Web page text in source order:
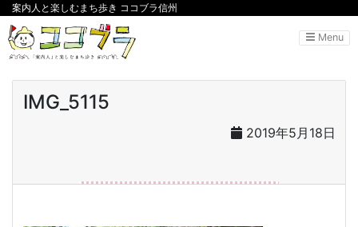
案内人と楽しむまち歩き ココブラ信州
Menu
IMG_5115
2019年5月18日